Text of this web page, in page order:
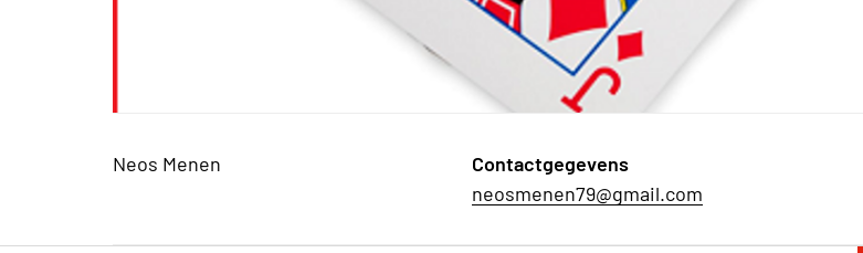
Neos Menen
Contactgegevens
neosmenen79@gmail.com